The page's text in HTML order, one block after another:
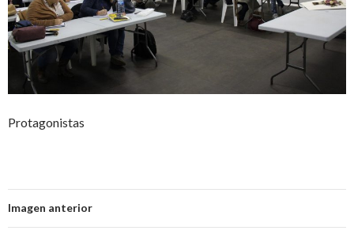
Protagonistas
Imagen anterior